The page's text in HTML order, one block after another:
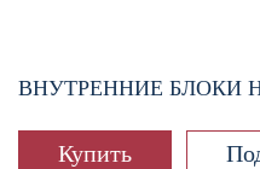
ВНУТРЕННИЕ БЛОКИ
Купить